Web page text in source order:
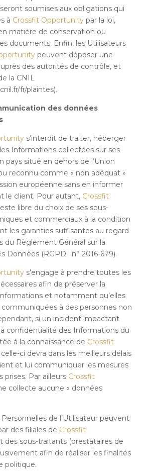
soumises aux obligations qui
à Crossfit Opportunitypar la loi,
matière de conservation ou
documents. Enfin, les Utilisateurs
peuvent déposer une
des autorités de contrôle, et
la CNIL
fr/plaintes).
des données
s’interdit de traiter, héberger
Informations collectées sur ses
pays situé en dehors de l’Union
reconnu comme « non adéquat »
européenne sans en informer
le client. Pour autant, Crossfit
libre du choix de ses sous-
et commerciaux à la condition
les garanties suffisantes au regard
du Règlement Général sur la
Données (RGPD : n° 2016-679).
s’engage à prendre toutes les
afin de préserver la
et notamment qu’elles
à des personnes non
si un incident impactant
confidentialité des Informations du
à la connaissance de Crossfit
ci devra dans les meilleurs délais
et lui communiquer les mesures
prises. Par ailleurs Crossfit
collecte aucune « données
de l’Utilisateur peuvent
des filiales de Crossfit
des sous-traitants (prestataires de
afin de réaliser les finalités
politique.